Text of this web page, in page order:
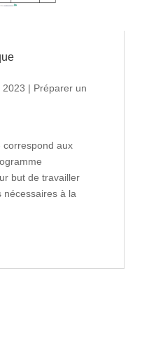
2023 | Préparer un
correspond aux
but de travailler
nécessaires à la